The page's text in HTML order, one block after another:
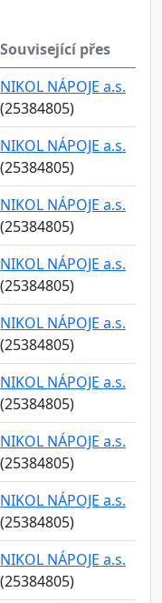
Související přes
NIKOL NÁPOJE a.s.
(25384805)
NIKOL NÁPOJE a.s.
(25384805)
NIKOL NÁPOJE a.s.
(25384805)
NIKOL NÁPOJE a.s.
(25384805)
NIKOL NÁPOJE a.s.
(25384805)
NIKOL NÁPOJE a.s.
(25384805)
NIKOL NÁPOJE a.s.
(25384805)
NIKOL NÁPOJE a.s.
(25384805)
NIKOL NÁPOJE a.s.
(25384805)